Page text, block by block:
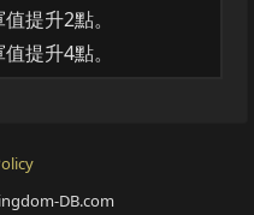
提升2點。
提升4點。
DB.com